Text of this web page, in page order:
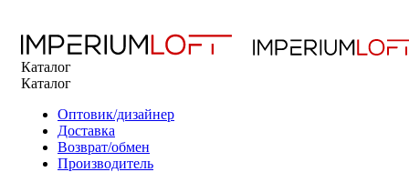
Каталог
Каталог
Оптовик/дизайнер
Доставка
Возврат/обмен
Производитель